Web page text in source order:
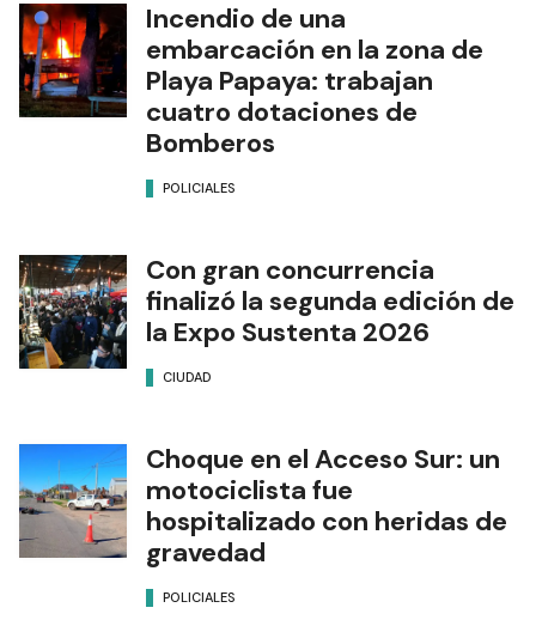
Incendio de una
embarcación en la zona de
Playa Papaya: trabajan
cuatro dotaciones de
Bomberos
POLICIALES
Con gran concurrencia
finalizó la segunda edición de
la Expo Sustenta 2026
CIUDAD
Choque en el Acceso Sur: un
motociclista fue
hospitalizado con heridas de
gravedad
POLICIALES